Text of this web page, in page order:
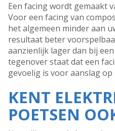
Een facing wordt gemaakt
Voor een facing van
het algemeen minder aan
resultaat beter
aanzienlijk lager dan bij
tegenover staat dat een
gevoelig is voor aanslag
KENT
POETSEN